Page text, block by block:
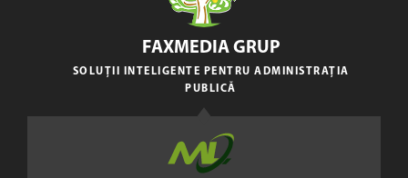
FAXMEDIA GRUP
SOLUȚII INTELIGENTE PENTRU ADMINISTRAȚIA
PUBLICĂ